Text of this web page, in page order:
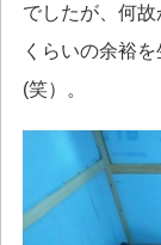
でしたが、何
くらいの余裕
(笑）。